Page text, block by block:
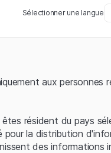
Sélectionner une langue
aux personnes
résident du pays
pour la distribution
des informations